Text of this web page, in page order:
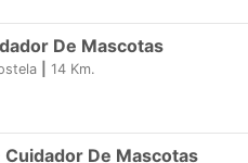
De Mascotas
14 Km.
Cuidador De Mascotas